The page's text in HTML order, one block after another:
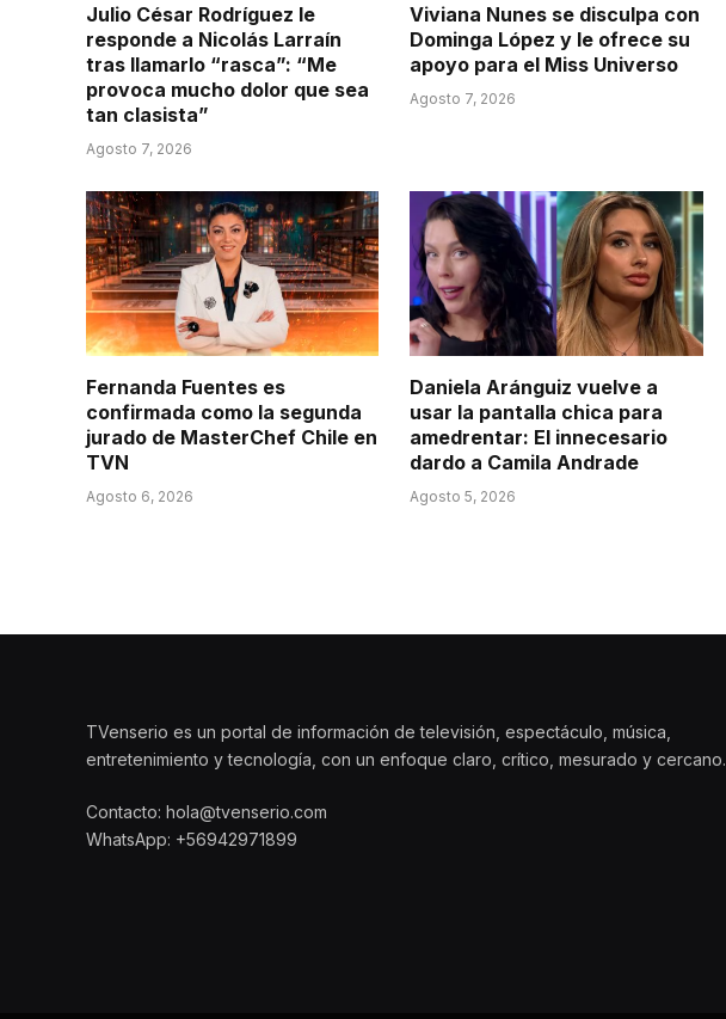
Julio César Rodríguez le
responde a Nicolás Larraín
tras llamarlo “rasca”: “Me
provoca mucho dolor que sea
tan clasista”
Agosto 7, 2026
Viviana Nunes se disculpa con
Dominga López y le ofrece su
apoyo para el Miss Universo
Agosto 7, 2026
Fernanda Fuentes es
confirmada como la segunda
jurado de MasterChef Chile en
TVN
Agosto 6, 2026
Daniela Aránguiz vuelve a
usar la pantalla chica para
amedrentar: El innecesario
dardo a Camila Andrade
Agosto 5, 2026
TVenserio es un portal de información de televisión, espectáculo, música,
entretenimiento y tecnología, con un enfoque claro, crítico, mesurado y cercano.
Contacto: hola@tvenserio.com
WhatsApp: +56942971899